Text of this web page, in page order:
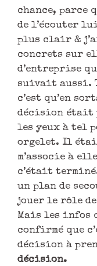
chance, parce
de l’écouter
plus clair &
concrets sur
d’entreprise
suivait aussi.
c’est qu’en
décision était
les yeux à tel
orgelet. Il
m’associe à
c’était
un plan de
jouer le rôle
Mais les infos
confirmé que
décision à
décision.